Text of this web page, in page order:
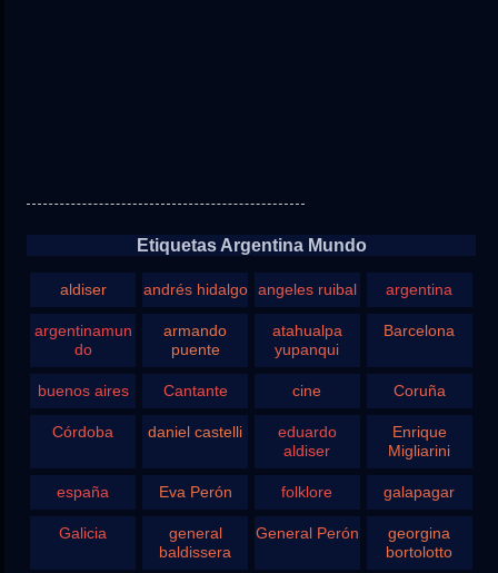
Etiquetas Argentina Mundo
aldiser andrés hidalgo angeles ruibal argentina
argentinamun
do
armando
puente
atahualpa
yupanqui
Barcelona
buenos aires Cantante cine Coruña
Córdoba daniel castelli
eduardo
aldiser
Enrique
Migliarini
españa Eva Perón folklore galapagar
Galicia
general
baldissera
General Perón
georgina
bortolotto